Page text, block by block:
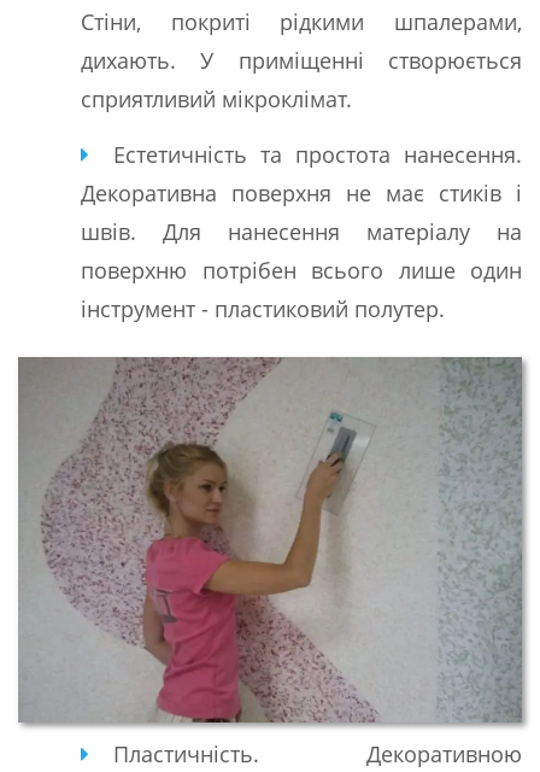
Стіни, покриті рідкими шпалерами,
дихають. У приміщенні створюється
сприятливий мікроклімат.
Естетичність та простота нанесення.
Декоративна поверхня не має стиків і
швів. Для нанесення матеріалу на
поверхню потрібен всього лише один
інструмент - пластиковий полутер.
Пластичність. Декоративною